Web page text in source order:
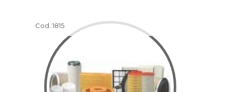
Cod.:1815